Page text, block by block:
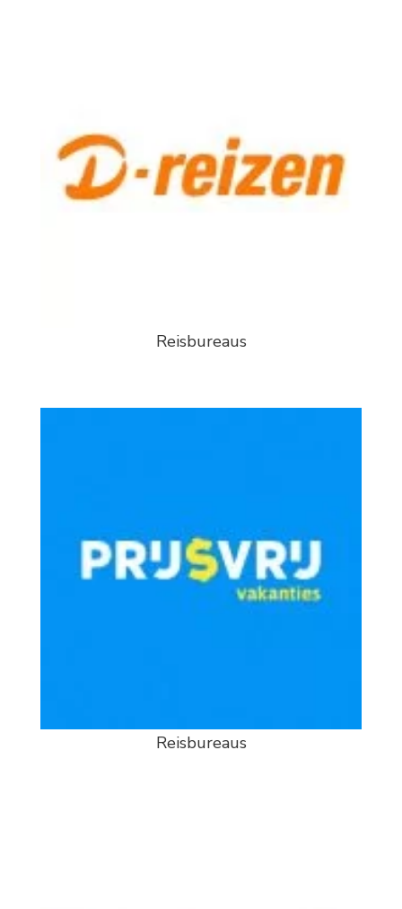
Reisbureaus
Reisbureaus